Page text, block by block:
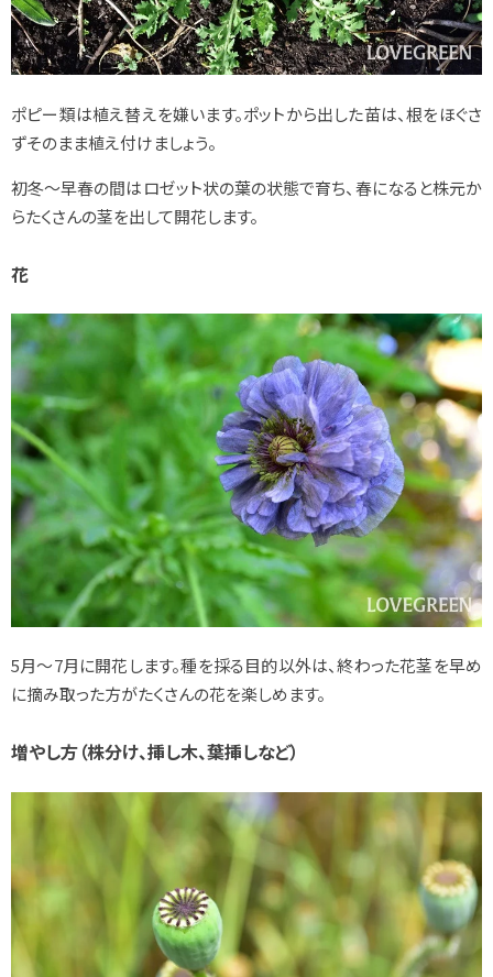
ポピー類は植え替えを嫌います。ポットから出した苗は、根をほぐさ
ずそのまま植え付けましょう。
初冬～早春の間はロゼット状の葉の状態で育ち、春になると株元か
らたくさんの茎を出して開花します。
花
5月～7月に開花します。種を採る目的以外は、終わった花茎を早め
に摘み取った方がたくさんの花を楽しめます。
増やし方（株分け、挿し木、葉挿しなど）